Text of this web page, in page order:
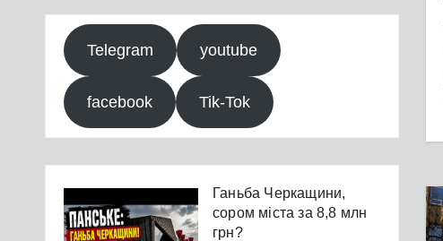
Telegram youtube
facebook Tik-Tok
Ганьба Черкащини,
сором міста за 8,8 млн
грн?